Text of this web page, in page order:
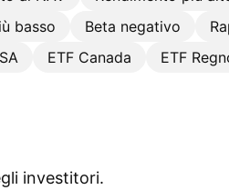
basso Beta negativo
ETF Canada ETF
investitori.